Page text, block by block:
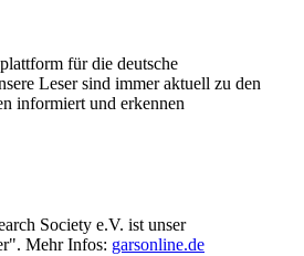
für die deutsche
Leser sind immer aktuell zu den
informiert und erkennen
Society e.V. ist unser
Mehr Infos: garsonline.de